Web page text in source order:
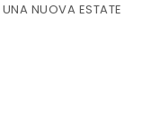
NUOVA ESTATE